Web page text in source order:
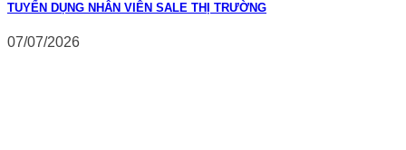
TUYỂN DỤNG NHÂN VIÊN SALE THỊ TRƯỜNG
07/07/2026